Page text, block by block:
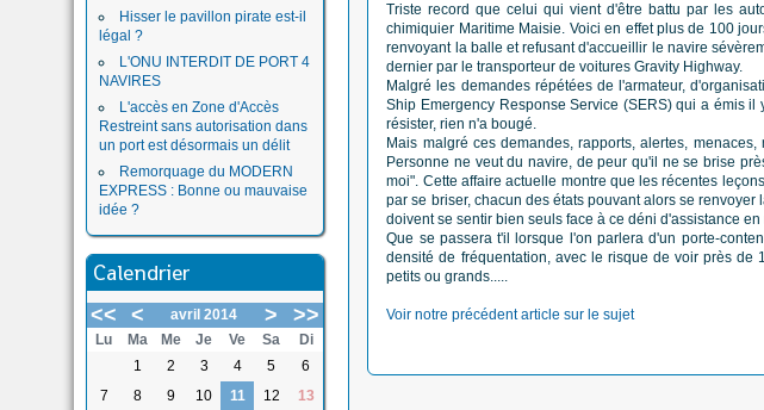
Hisser le pavillon pirate est-il
légal ?
L'ONU INTERDIT DE PORT 4
NAVIRES
L'accès en Zone d'Accès
Restreint sans autorisation dans
un port est désormais un délit
Remorquage du MODERN
EXPRESS : Bonne ou mauvaise
idée ?
Calendrier
<< < avril 2014 > >>
Lu Ma Me Je Ve Sa
Di
1
2 3 4 5
6
7
8 9 10 11 12 13
Triste record que celui qui vient d'être battu par les
chimiquier Maritime Maisie. Voici en effet plus de 100
renvoyant la balle et refusant d'accueillir le navire
dernier par le transporteur de voitures Gravity Highway.
Malgré les demandes répétées de l'armateur,
Ship Emergency Response Service (SERS) qui a émis
résister, rien n'a bougé.
Mais malgré ces demandes, rapports, alertes,
Personne ne veut du navire, de peur qu'il ne se brise
moi". Cette affaire actuelle montre que les récentes
par se briser, chacun des états pouvant alors se
doivent se sentir bien seuls face à ce déni d'assistance en
Que se passera t'il lorsque l'on parlera d'un porte-
densité de fréquentation, avec le risque de voir près
petits ou grands.....
Voir notre précédent article sur le sujet